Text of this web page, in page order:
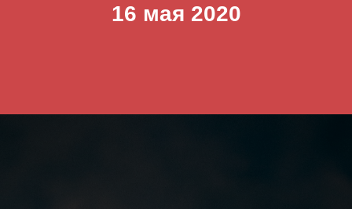
16 мая 2020